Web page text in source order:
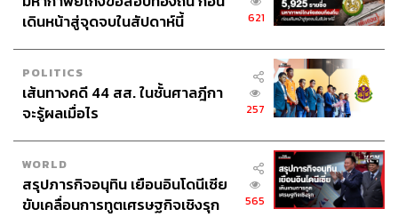
เดินหน้าสู่จุดจบในสัปดาห์นี้
621
POLITICS
เส้นทางคดี 44 สส. ในชั้นศาลฎีกา
จะรู้ผลเมื่อไร
257
WORLD
สรุปภารกิจอนุทิน เยือนอินโดนีเซีย
ขับเคลื่อนการทูตเศรษฐกิจเชิงรุก
565